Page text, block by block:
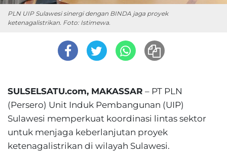
PLN UIP Sulawesi sinergi dengan BINDA jaga proyek
ketenagalistrikan. Foto: Istimewa.
SULSELSATU.com, MAKASSAR – PT PLN
(Persero) Unit Induk Pembangunan (UIP)
Sulawesi memperkuat koordinasi lintas sektor
untuk menjaga keberlanjutan proyek
ketenagalistrikan di wilayah Sulawesi.